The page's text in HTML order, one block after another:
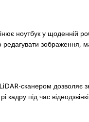
ноутбук у щоденній
сканером дозволяє
під час